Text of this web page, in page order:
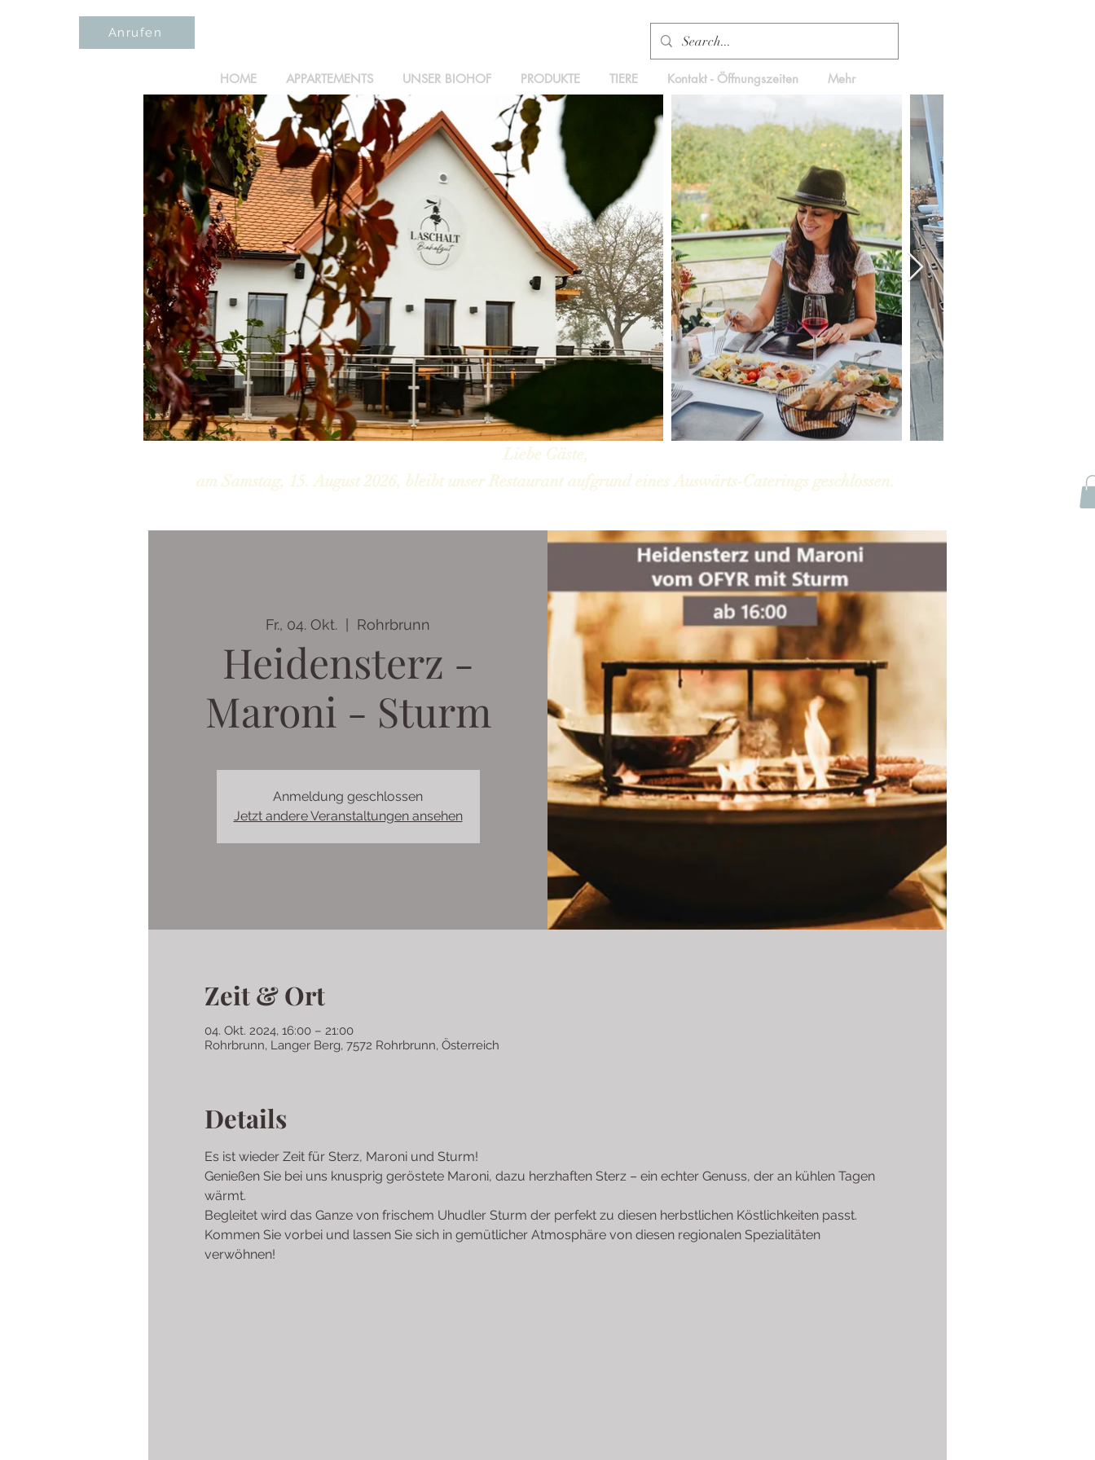
Anrufen
HOME APPARTEMENTS UNSER BIOHOF PRODUKTE TIERE Kontakt - Öffnungszeiten Mehr
Liebe Gäste,
am Samstag, 15. August 2026, bleibt unser Restaurant aufgrund eines Auswärts-Caterings geschlossen.
Fr., 04. Okt. Rohrbrunn
Heidensterz -
Maroni - Sturm
Anmeldung geschlossen
Jetzt andere Veranstaltungen ansehen
Zeit & Ort
04. Okt. 2024, 16:00 – 21:00
Rohrbrunn, Langer Berg, 7572 Rohrbrunn, Österreich
Details
Es ist wieder Zeit für Sterz, Maroni und Sturm!
Genießen Sie bei uns knusprig geröstete Maroni, dazu herzhaften Sterz – ein echter Genuss, der an kühlen Tagen
wärmt.
Begleitet wird das Ganze von frischem Uhudler Sturm der perfekt zu diesen herbstlichen Köstlichkeiten passt.
Kommen Sie vorbei und lassen Sie sich in gemütlicher Atmosphäre von diesen regionalen Spezialitäten
verwöhnen!